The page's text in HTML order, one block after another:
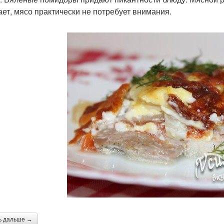
мясо практически не потребует внимания.
дальше →